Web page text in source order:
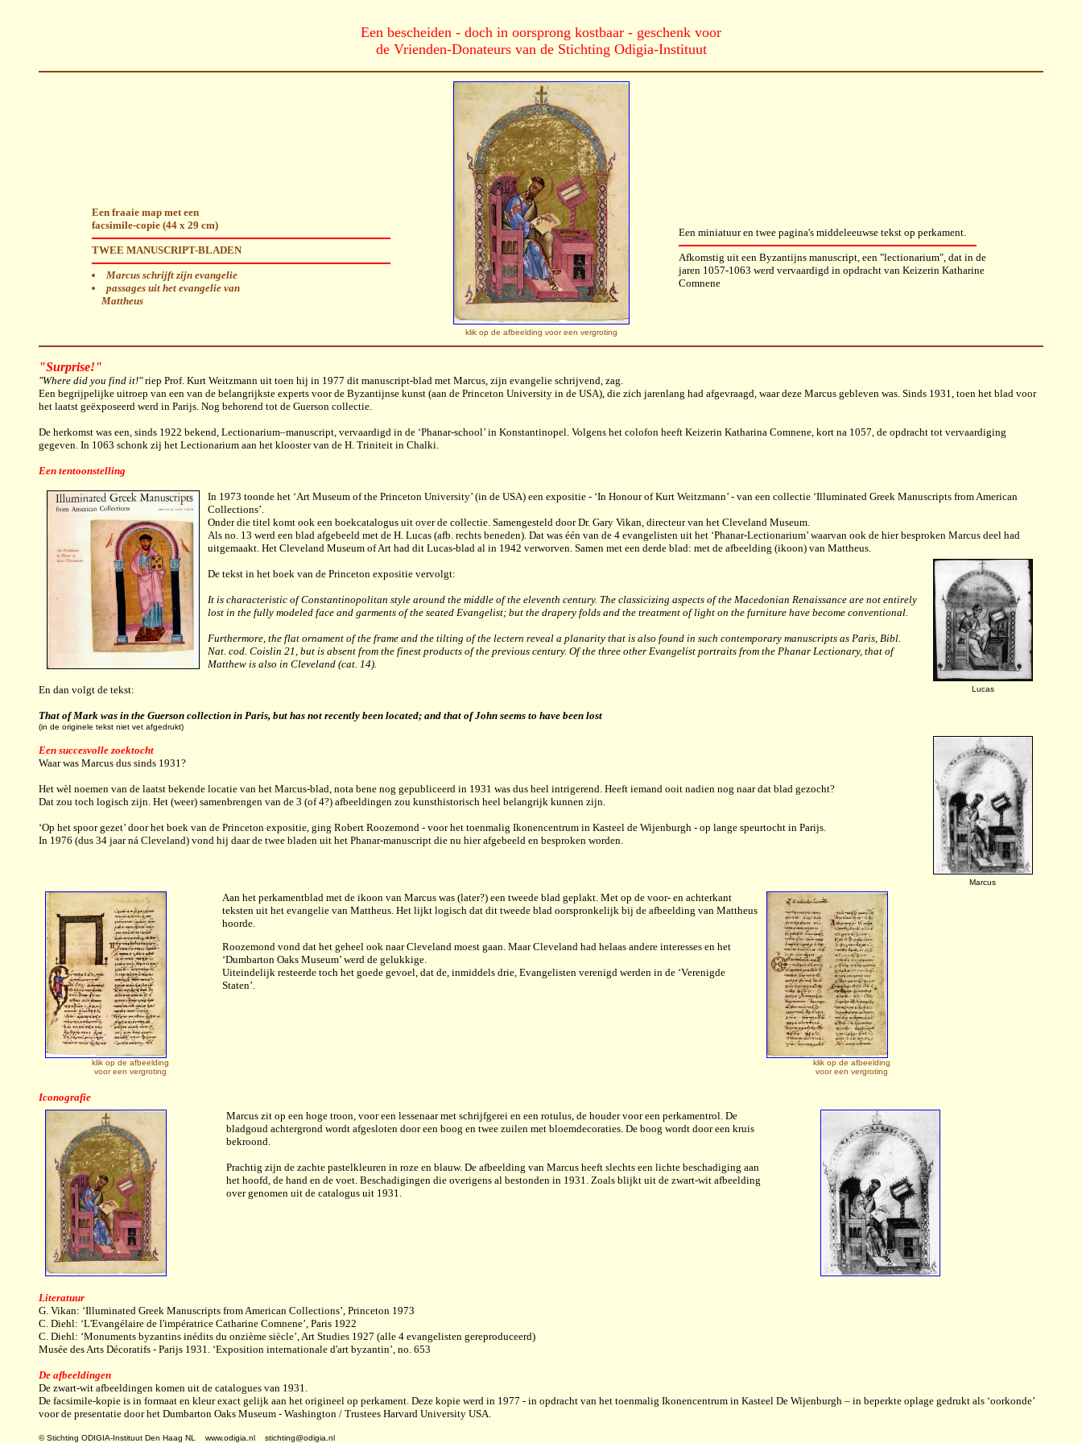
Een bescheiden - doch in oorsprong kostbaar - geschenk voor
de Vrienden-Donateurs van de Stichting Odigia-Instituut
Een fraaie map met een
facsimile-copie (44 x 29 cm)
TWEE MANUSCRIPT-BLADEN
Marcus schrijft zijn evangelie
passages uit het evangelie van
Mattheus
Een miniatuur en twee pagina's middeleeuwse tekst op perkament.
Afkomstig uit een Byzantijns manuscript, een "lectionarium", dat in de
jaren 1057-1063 werd vervaardigd in opdracht van Keizerin Katharine
Comnene
klik op de afbeelding voor een vergroting
"Surprise!"
"Where did you find it!"riep Prof. Kurt Weitzmann uit toen hij in 1977 dit manuscript-blad met Marcus, zijn evangelie schrijvend, zag.
Een begrijpelijke uitroep van een van de belangrijkste experts voor de Byzantijnse kunst (aan de Princeton University in de USA), die zich jarenlang had afgevraagd, waar deze Marcus gebleven was. Sinds 1931, toen het blad voor
het laatst geëxposeerd werd in Parijs. Nog behorend tot de Guerson collectie.
De herkomst was een, sinds 1922 bekend, Lectionarium–manuscript, vervaardigd in de ‘Phanar-school’ in Konstantinopel. Volgens het colofon heeft Keizerin Katharina Comnene, kort na 1057, de opdracht tot vervaardiging
gegeven. In 1063 schonk zij het Lectionarium aan het klooster van de H. Triniteit in Chalki.
Een tentoonstelling
In 1973 toonde het ‘Art Museum of the Princeton University’ (in de USA) een expositie - ‘In Honour of Kurt Weitzmann’ - van een collectie ‘Illuminated Greek Manuscripts from American
Collections’.
Onder die titel komt ook een boekcatalogus uit over de collectie. Samengesteld door Dr. Gary Vikan, directeur van het Cleveland Museum.
Als no. 13 werd een blad afgebeeld met de H. Lucas (afb. rechts beneden). Dat was één van de 4 evangelisten uit het ‘Phanar-Lectionarium’ waarvan ook de hier besproken Marcus deel had
uitgemaakt.
Lucas
Marcus
Het Cleveland Museum of Art had dit Lucas-blad al in 1942 verworven. Samen met een derde blad: met de afbeelding (ikoon) van Mattheus.
De tekst in het boek van de Princeton expositie vervolgt:
It is characteristic of Constantinopolitan style around the middle of the eleventh century. The classicizing aspects of the Macedonian Renaissance are not entirely
lost in the fully modeled face and garments of the seated Evangelist; but the drapery folds and the treatment of light on the furniture have become conventional.
Furthermore, the flat ornament of the frame and the tilting of the lectern reveal a planarity that is also found in such contemporary manuscripts as Paris, Bibl.
Nat. cod. Coislin 21, but is absent from the finest products of the previous century. Of the three other Evangelist portraits from the Phanar Lectionary, that of
Matthew is also in Cleveland (cat. 14).
En dan volgt de tekst:
That of Mark was in the Guerson collection in Paris, but has not recently been located; and that of John seems to have been lost
(in de originele tekst niet vet afgedrukt)
Een succesvolle zoektocht
Waar was Marcus dus sinds 1931?
Het wèl noemen van de laatst bekende locatie van het Marcus-blad, nota bene nog gepubliceerd in 1931 was dus heel intrigerend. Heeft iemand ooit nadien nog naar dat blad gezocht?
Dat zou toch logisch zijn. Het (weer) samenbrengen van de 3 (of 4?) afbeeldingen zou kunsthistorisch heel belangrijk kunnen zijn.
‘Op het spoor gezet’ door het boek van de Princeton expositie, ging Robert Roozemond - voor het toenmalig Ikonencentrum in Kasteel de Wijenburgh - op lange speurtocht in Parijs.
In 1976 (dus 34 jaar ná Cleveland) vond hij daar de twee bladen uit het Phanar-manuscript die nu hier afgebeeld en besproken worden.
klik op de afbeelding
voor een vergroting
Aan het perkamentblad met de ikoon van Marcus was (later?) een tweede blad geplakt. Met op de voor- en achterkant
teksten uit het evangelie van Mattheus. Het lijkt logisch dat dit tweede blad oorspronkelijk bij de afbeelding van Mattheus
hoorde.
Roozemond vond dat het geheel ook naar Cleveland moest gaan. Maar Cleveland had helaas andere interesses en het
‘Dumbarton Oaks Museum’ werd de gelukkige.
Uiteindelijk resteerde toch het goede gevoel, dat de, inmiddels drie, Evangelisten verenigd werden in de ‘Verenigde
Staten’.
klik op de afbeelding
voor een vergroting
Iconografie
Marcus zit op een hoge troon, voor een lessenaar met schrijfgerei en een rotulus, de houder voor een perkamentrol. De
bladgoud achtergrond wordt afgesloten door een boog en twee zuilen met bloemdecoraties. De boog wordt door een kruis
bekroond.
Prachtig zijn de zachte pastelkleuren in roze en blauw. De afbeelding van Marcus heeft slechts een lichte beschadiging aan
het hoofd, de hand en de voet. Beschadigingen die overigens al bestonden in 1931. Zoals blijkt uit de zwart-wit afbeelding
over genomen uit de catalogus uit 1931.
Literatuur
G. Vikan: ‘Illuminated Greek Manuscripts from American Collections’, Princeton 1973
C. Diehl: ‘L'Evangélaire de l'impératrice Catharine Comnene’, Paris 1922
C. Diehl: ‘Monuments byzantins inédits du onzième siècle’, Art Studies 1927 (alle 4 evangelisten gereproduceerd)
Musée des Arts Décoratifs - Parijs 1931. ‘Exposition internationale d'art byzantin’, no. 653
De afbeeldingen
De zwart-wit afbeeldingen komen uit de catalogues van 1931.
De facsimile-kopie is in formaat en kleur exact gelijk aan het origineel op perkament. Deze kopie werd in 1977 - in opdracht van het toenmalig Ikonencentrum in Kasteel De Wijenburgh – in beperkte oplage gedrukt als ‘oorkonde’
voor de presentatie door het Dumbarton Oaks Museum - Washington / Trustees Harvard University USA.
© Stichting ODIGIA-Instituut Den Haag NL www.odigia.nl stichting@odigia.nl